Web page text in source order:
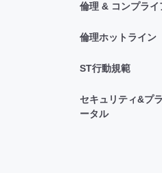
倫理 & コンプライ
倫理ホットライン
ST行動規範
セキュリティ&プ
ータル